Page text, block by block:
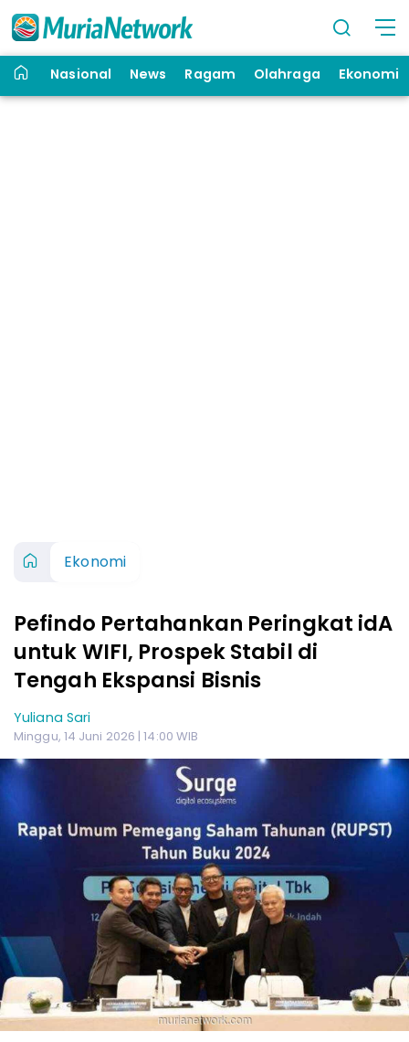
Nasional News Ragam Olahraga Ekonomi
Ekonomi
Pefindo Pertahankan Peringkat idA
untuk WIFI, Prospek Stabil di
Tengah Ekspansi Bisnis
Yuliana Sari
Minggu, 14 Juni 2026 | 14:00 WIB